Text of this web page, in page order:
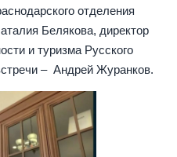
отделения
Белякова, директор
и туризма Русского
– Андрей Журанков.